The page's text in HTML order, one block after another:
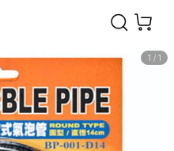
1 / 1